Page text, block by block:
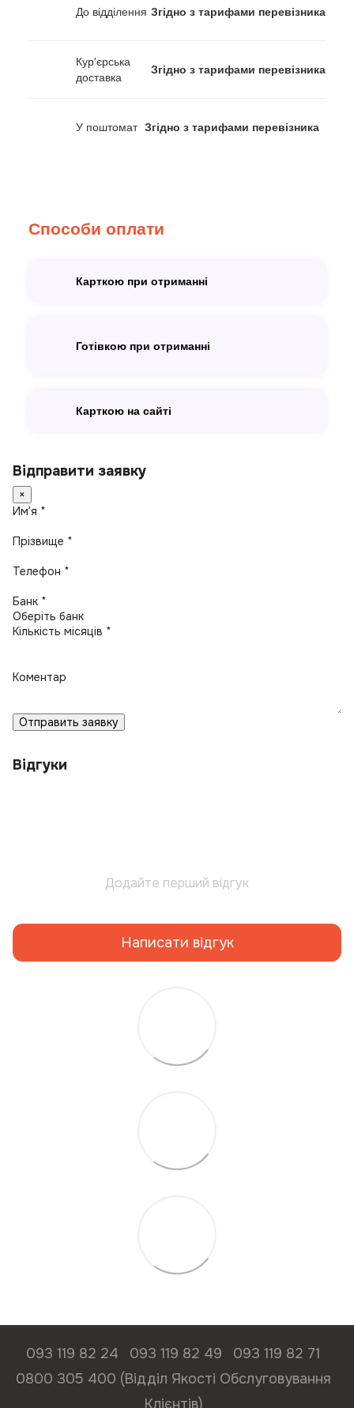
До відділення Згідно з тарифами перевізника
Кур'єрська
доставка
Згідно з тарифами перевізника
У поштомат Згідно з тарифами перевізника
Способи оплати
Карткою при отриманні
Готівкою при отриманні
Карткою на сайті
Відправити заявку
×
Имʼя *
Прізвище *
Телефон *
Банк *
Кількість місяців *
Коментар
Отправить заявку
Відгуки
Додайте перший відгук
Написати відгук
093 119 82 24 093 119 82 49
093 119 82 71
0800 305 400 (Відділ Якості Обслуговування
Клієнтів)